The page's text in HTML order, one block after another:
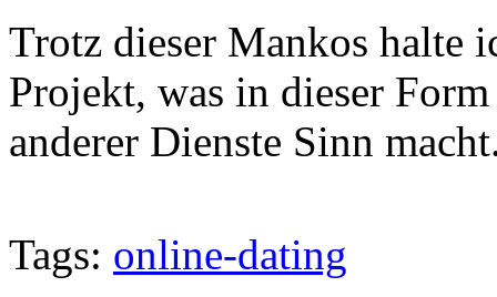
Trotz dieser Mankos halte
Projekt, was in dieser
anderer Dienste Sinn
Tags: online-dating